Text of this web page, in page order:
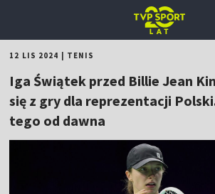
12 LIS 2024 TENIS
Iga Świątek przed Billie Jean
się z gry dla reprezentacji
tego od dawna